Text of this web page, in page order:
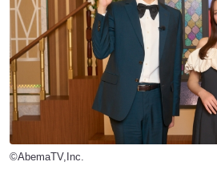
©AbemaTV,Inc.